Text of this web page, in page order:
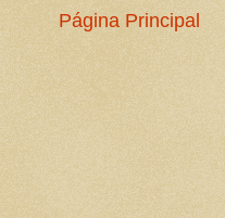
Página Principal